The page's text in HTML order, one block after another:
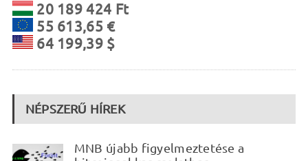
20 189 424 Ft
55 613,65 €
64 199,39 $
NÉPSZERŰ HÍREK
MNB újabb figyelmeztetése a